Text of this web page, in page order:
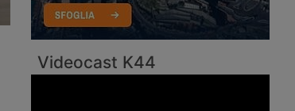
Videocast K44